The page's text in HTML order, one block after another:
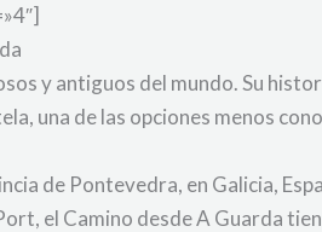
y antiguos del mundo. Su
una de las opciones menos
de Pontevedra, en Galicia,
el Camino desde A Guarda